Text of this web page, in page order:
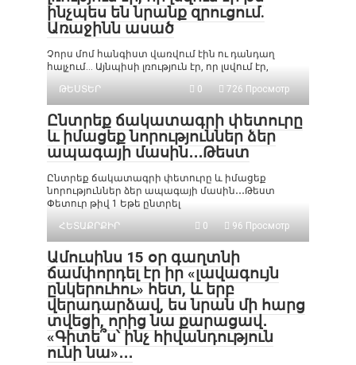
ինչպես են նրանք զրուցում.
Առաջինն ասած
Չորս մոմ հանգիստ վառվում էին ու դանդաղ
հալչում… Այնպիսի լռություն էր, որ լսվում էր,
ԹԵՍՏԵՐ
0 726 Просмотр
Ընտրեք ճակատագրի փետուրը
և իմացեք նորություններ ձեր
ապագայի մասին․․․Թեստ
Ընտրեք ճակատագրի փետուրը և իմացեք
նորություններ ձեր ապագայի մասին․․․Թեստ
Փետուր թիվ 1 Եթե ընտրել
ՀԵՏԱՔՐՔԻՐ
0 96 Просмотр
Ամուսինս 15 օր գաղտնի
ճամփորդել էր իր «լավագույն
ընկերուհու» հետ, և երբ
վերադարձավ, ես նրան մի հարց
տվեցի, որից նա քարացավ․
«Գիտե՞ս՝ ինչ հիվանդություն
ունի նա»․․․